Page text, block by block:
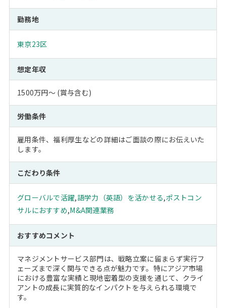
勤務地
東京23区
想定年収
1500万円～ (賞与含む)
労働条件
雇用条件、福利厚生などの詳細はご面談の際にお伝えいた
します。
こだわり条件
グローバルで活躍,語学力（英語）を活かせる,ポストコン
サルにおすすめ,M&A関連業務
おすすめコメント
マネジメントサービス部門は、戦略立案に留まらず実行フ
ェーズまで深く関与できる点が魅力です。特にアジア市場
における豊富な実績と現地密着型の支援を通じて、クライ
アントの成長に実質的なインパクトを与えられる環境で
す。